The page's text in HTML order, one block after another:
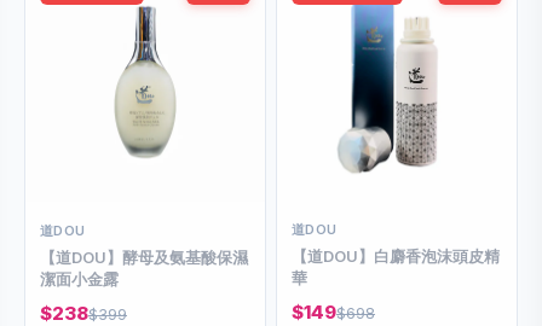
道DOU
【道DOU】酵母及氨基酸保濕
潔面小金露
$238$399
道DOU
【道DOU】白麝香泡沫頭皮精
華
$149$698